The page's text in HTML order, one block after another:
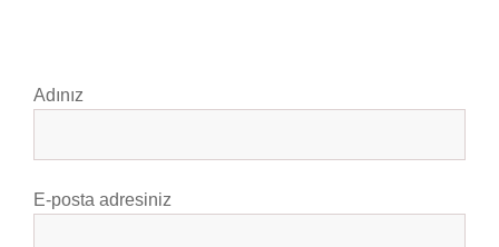
Adınız
E-posta adresiniz